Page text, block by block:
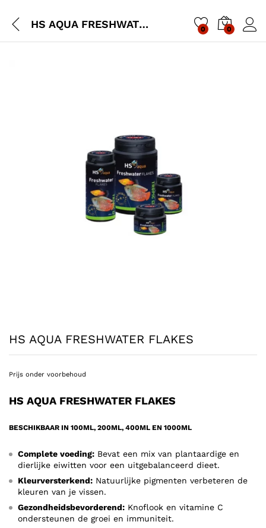
HS AQUA FRESHWATER FLAKES 0 0
HS AQUA FRESHWATER FLAKES
Prijs onder voorbehoud
HS AQUA FRESHWATER FLAKES
BESCHIKBAAR IN 100ML, 200ML, 400ML EN 1000ML
Complete voeding: Bevat een mix van plantaardige en
dierlijke eiwitten voor een uitgebalanceerd dieet.
Kleurversterkend: Natuurlijke pigmenten verbeteren de
kleuren van je vissen.
Gezondheidsbevorderend: Knoflook en vitamine C
ondersteunen de groei en immuniteit.